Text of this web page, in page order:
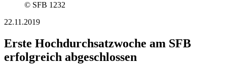
© SFB 1232
22.11.2019
Erste Hochdurchsatzwoche am SFB
erfolgreich abgeschlossen